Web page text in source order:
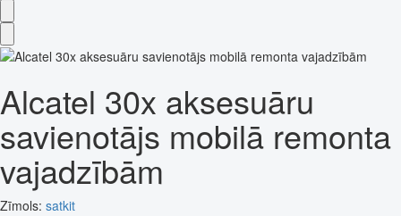
Alcatel 30x aksesuāru
savienotājs mobilā remonta
vajadzībām
Zīmols: satkit